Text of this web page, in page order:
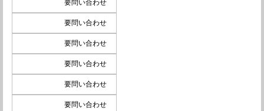
要問い合わせ
要問い合わせ
要問い合わせ
要問い合わせ
要問い合わせ
要問い合わせ